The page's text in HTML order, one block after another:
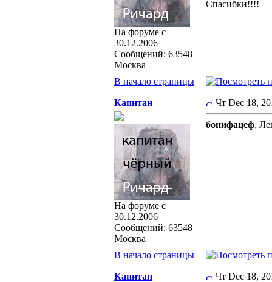
На форуме с
30.12.2006
Сообщений: 63548
Москва
Cпасибки!!!!
В начало страницы
Капитан
На форуме с
30.12.2006
Сообщений: 63548
Москва
Чт Dec 18,
бонифацеф,
В начало страницы
Капитан Чт Dec 18,